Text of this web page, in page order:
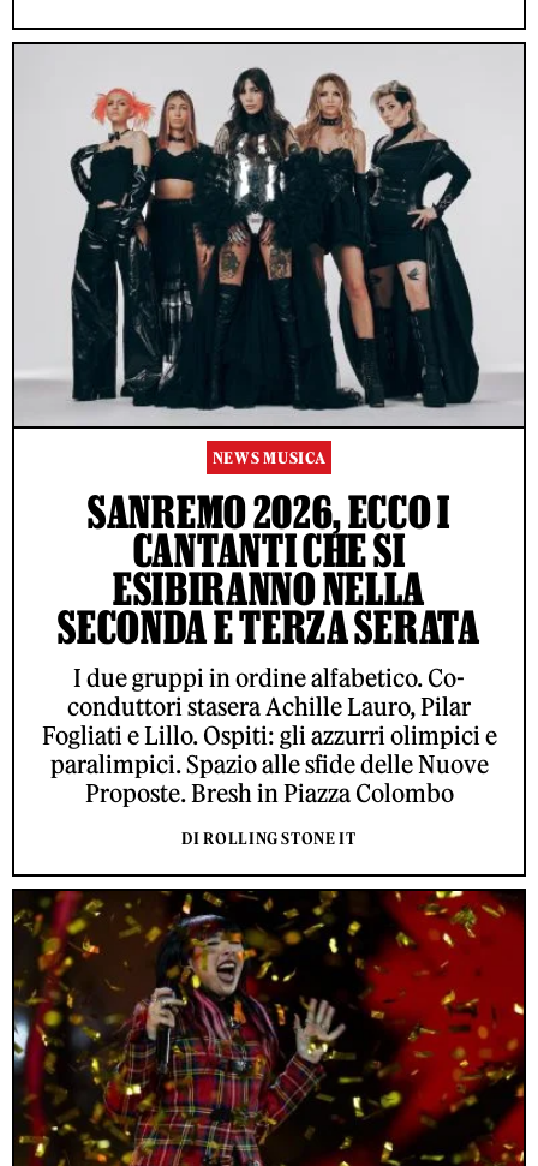
NEWS MUSICA
SANREMO 2026, ECCO I
CANTANTI CHE SI
ESIBIRANNO NELLA
SECONDA E TERZA SERATA
I due gruppi in ordine alfabetico. Co-
conduttori stasera Achille Lauro, Pilar
Fogliati e Lillo. Ospiti: gli azzurri olimpici e
paralimpici. Spazio alle sfide delle Nuove
Proposte. Bresh in Piazza Colombo
DI ROLLING STONE IT